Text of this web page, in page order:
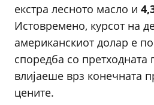
екстра лесното масло и
Истовремено, курсот на
американскиот долар е
споредба со претходната
влијаеше врз конечната
цените.